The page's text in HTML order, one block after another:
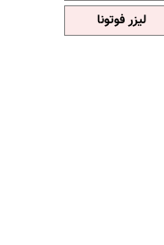
لیزر فوتونا